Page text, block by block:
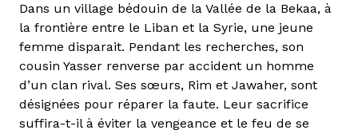
Dans un village bédouin de la Vallée de la Bekaa, à
la frontière entre le Liban et la Syrie, une jeune
femme disparait. Pendant les recherches, son
cousin Yasser renverse par accident un homme
d’un clan rival. Ses sœurs, Rim et Jawaher, sont
désignées pour réparer la faute. Leur sacrifice
suffira-t-il à éviter la vengeance et le feu de se